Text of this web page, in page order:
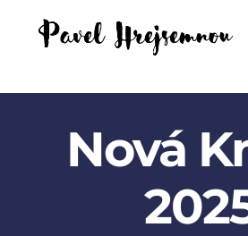
GIFTS FOR
BUSINESSES
PARTNERSHIP
Nová